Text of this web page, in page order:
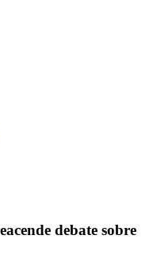
debate sobre